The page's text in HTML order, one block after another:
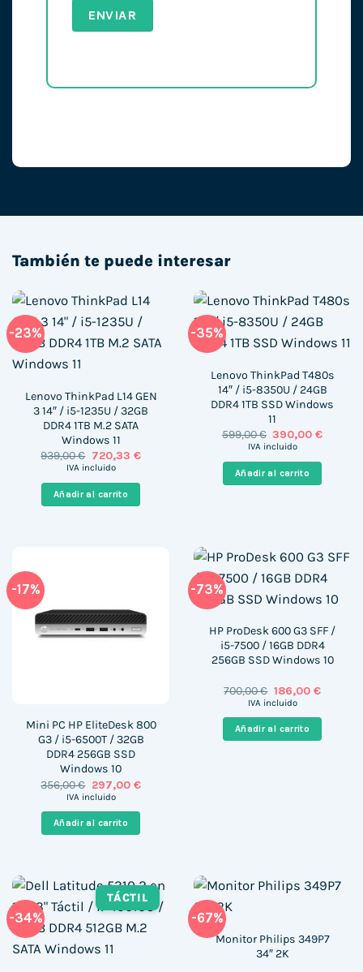
También te puede interesar
-23%
Lenovo ThinkPad L14 GEN
3 14″ / i5-1235U / 32GB
DDR4 1TB M.2 SATA
Windows 11
939,00€ El
precio
era:
939,00 €.
720,33 €El
es:
IVA incluido
Añadir al carrito
-35%
Lenovo ThinkPad T480s
14″ / i5-8350U / 24GB
DDR4 1TB SSD Windows
11
599,00€ El
precio
era:
599,00 €.
390,00€El
IVA incluido
Añadir al carrito
-17%
Mini PC HP EliteDesk 800
G3 / i5-6500T / 32GB
DDR4 256GB SSD
Windows 10
356,00€ El
precio
era:
356,00 €.
297,00 €El
es:
297,00 €.
IVA incluido
Añadir al carrito
-73%
HP ProDesk 600 G3 SFF /
i5-7500 / 16GB DDR4
256GB SSD Windows 10
700,00€ El
precio
era:
700,00 €.
186,00 €El
es:
186,00
IVA incluido
Añadir al carrito
-34%
TÁCTIL
-67%
Monitor Philips 349P7
34″ 2K